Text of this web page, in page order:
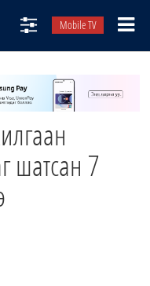
Mobile TV
шатсан 7